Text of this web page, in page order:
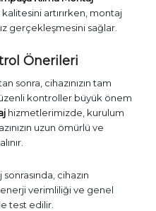
artırırken, montaj
gerçekleşmesini sağlar.
Önerileri
sonra, cihazınızın tam
kontroller büyük önem
hizmetlerimizde, kurulum
uzun ömürlü ve
cihazın
enerji verimliliği ve genel
test edilir.